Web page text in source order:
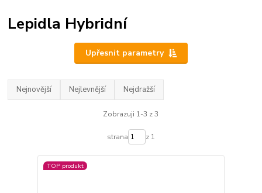
Lepidla Hybridní
Upřesnit parametry
Nejnovější Nejlevnější Nejdražší
Zobrazuji 1-3 z 3
strana z 1
TOP produkt